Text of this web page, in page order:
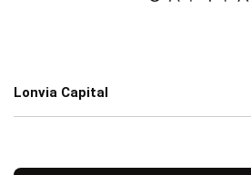
Lonvia Capital